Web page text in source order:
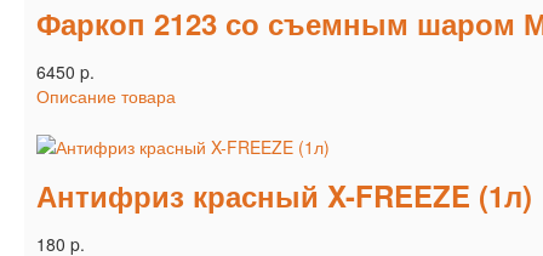
Фаркоп 2123 со съемным шаром
6450 p.
Описание товара
Антифриз красный X-FREEZE (1л)
180 p.